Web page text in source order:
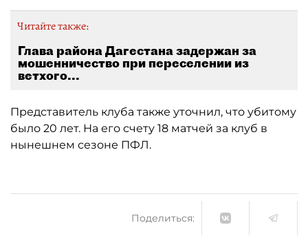
Читайте также:
Глава района Дагестана задержан за
мошенничество при переселении из
ветхого...
Представитель клуба также уточнил, что убитому
было 20 лет. На его счету 18 матчей за клуб в
нынешнем сезоне ПФЛ.
Поделиться: